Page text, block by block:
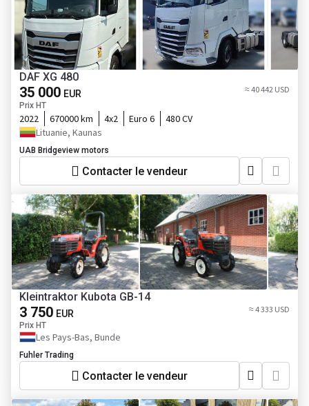
DAF XG 480
35 000 EUR
Prix HT
≈ 40 442 USD
2022 670000 km 4x2 Euro 6
480 CV
Lituanie, Kaunas
UAB Bridgeview motors
Contacter le vendeur
Kleintraktor Kubota GB-14
3 750 EUR
Prix HT
≈ 4 333 USD
Les Pays-Bas, Bunde
Fuhler Trading
Contacter le vendeur